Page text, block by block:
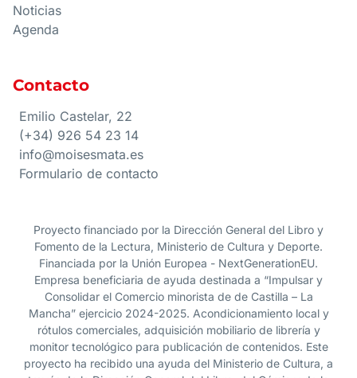
Noticias
Agenda
Contacto
Emilio Castelar, 22
(+34) 926 54 23 14
info@moisesmata.es
Formulario de contacto
Proyecto financiado por la Dirección General del Libro y
Fomento de la Lectura, Ministerio de Cultura y Deporte.
Financiada por la Unión Europea - NextGenerationEU.
Empresa beneficiaria de ayuda destinada a “Impulsar y
Consolidar el Comercio minorista de de Castilla – La
Mancha” ejercicio 2024-2025. Acondicionamiento local y
rótulos comerciales, adquisición mobiliario de librería y
monitor tecnológico para publicación de contenidos. Este
proyecto ha recibido una ayuda del Ministerio de Cultura, a